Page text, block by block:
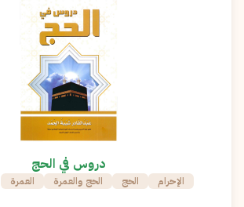
دروس في الحج
الإحرام الحج الحج والعمرة العمرة